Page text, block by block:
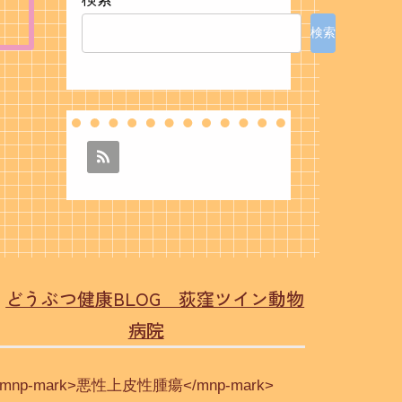
検索
どうぶつ健康BLOG 荻窪ツイン動物
病院
mark>悪性上皮性腫瘍</mnp-mark>